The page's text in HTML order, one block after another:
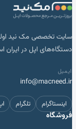
سایت تخصصی مک نید
دستگاه‌های اپل در ایران
ایمیل
info@macneed.ir
اینستاگرام تلگرام
فروشگاه